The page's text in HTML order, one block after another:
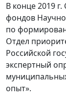
В конце 2019
фондов
по
Отдел
Российской
экспертный
опыт».